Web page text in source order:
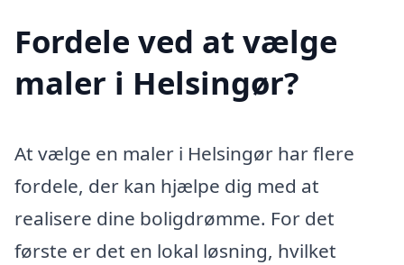
Fordele ved at vælge
maler i Helsingør?
At vælge en maler i Helsingør har flere
fordele, der kan hjælpe dig med at
realisere dine boligdrømme. For det
første er det en lokal løsning, hvilket